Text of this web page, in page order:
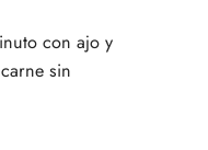
con ajo y
sin